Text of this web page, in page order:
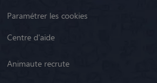
Paramétrer les cookies
Centre d'aide
Animaute recrute